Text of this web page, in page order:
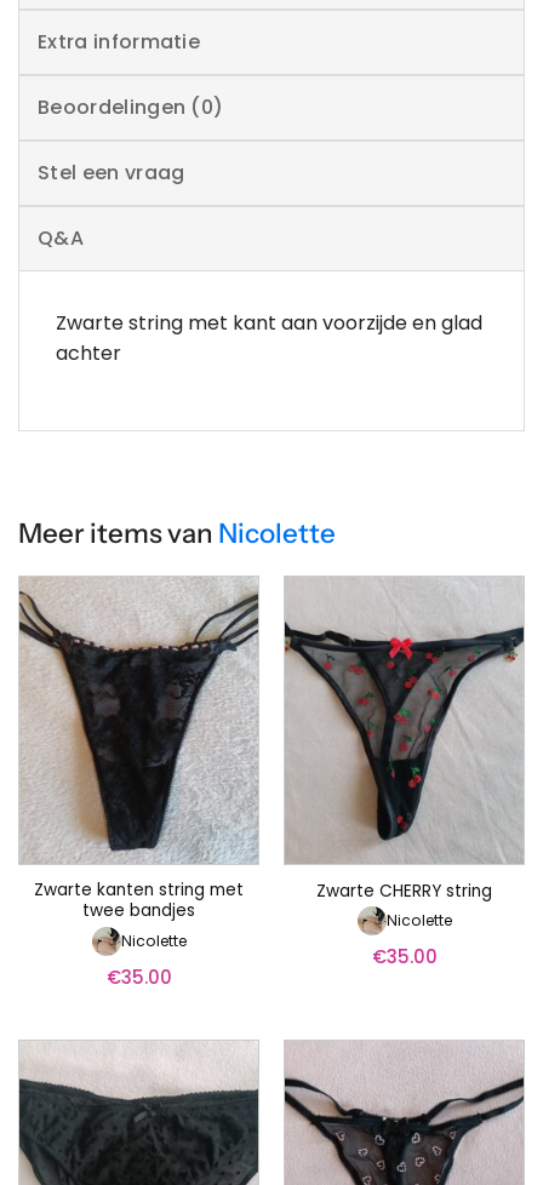
Extra informatie
Beoordelingen (0)
Stel een vraag
Q&A
Zwarte string met kant aan voorzijde en glad
achter
Meer items van Nicolette
Zwarte kanten string met
twee bandjes
Nicolette
€35.00
Zwarte CHERRY string
Nicolette
€35.00